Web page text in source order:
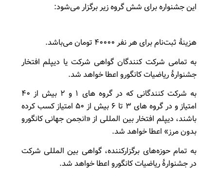
این جشنواره برای شش گروه زیر برگزار می‌شود:
هزینۀ ثبت‌نام برای هر نفر ۴۰۰۰۰ تومان می‌باشد.
به تمامی شرکت کنندگان گواهی شرکت یا دیپلم افتخار
جشنوارۀ ریاضیات کانگورو اعطا خواهد شد.
به شرکت کنندگانی که در گروه های ۱ و ۲ بیش از ۴۰
امتیاز و در گروه های ۳ تا ۶ بیش از ۵۰ امتیاز کسب کرده
باشند، دیپلم افتخار بین المللی از «انجمن جهانی کانگورو
بدون مرز» اعطا خواهد شد.
به تمام حوزه‌های برگزارکننده، گواهی بین المللی شرکت
در جشنوارۀ ریاضیات کانگورو اعطا خواهد شد.